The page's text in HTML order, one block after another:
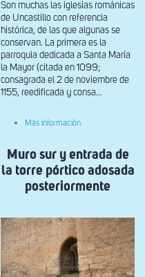
Son muchas las iglesias románicas
de Uncastillo con referencia
histórica, de las que algunas se
conservan. La primera es la
parroquia dedicada a Santa María
la Mayor (citada en 1099;
consagrada el 2 de noviembre de
1155, reedificada y consa...
Más información
Muro sur y entrada de
la torre pórtico adosada
posteriormente